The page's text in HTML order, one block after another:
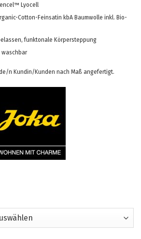
Lyocell
Cotton-Feinsatin kbA Baumwolle inkl. Bio-
funktonale Körpersteppung
n Kundin/Kunden nach Maß angefertigt.